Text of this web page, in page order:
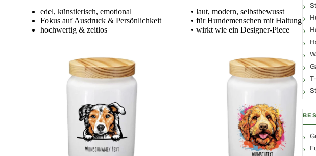
edel, künstlerisch, emotional
Fokus auf Ausdruck & Persönlichkeit
hochwertig & zeitlos
• laut, modern, selbstbewusst
• für Hundemenschen mit Haltung
• wirkt wie ein Designer-Piece